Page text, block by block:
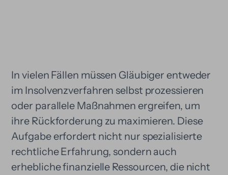
In vielen Fällen müssen Gläubiger entweder
im Insolvenzverfahren selbst prozessieren
oder parallele Maßnahmen ergreifen, um
ihre Rückforderung zu maximieren. Diese
Aufgabe erfordert nicht nur spezialisierte
rechtliche Erfahrung, sondern auch
erhebliche finanzielle Ressourcen, die nicht